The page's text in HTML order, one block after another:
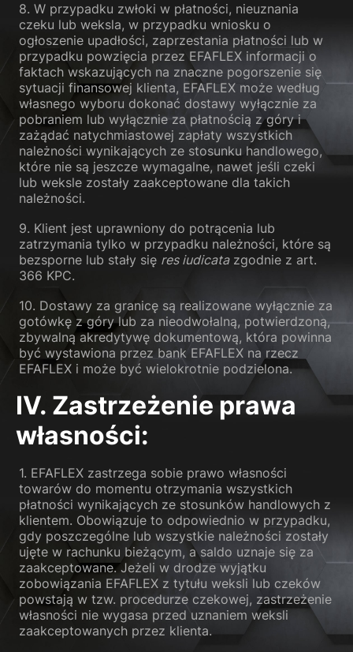
8. W przypadku zwłoki w płatności, nieuznania
czeku lub weksla, w przypadku wniosku o
ogłoszenie upadłości, zaprzestania płatności lub w
przypadku powzięcia przez EFAFLEX informacji o
faktach wskazujących na znaczne pogorszenie się
sytuacji finansowej klienta, EFAFLEX może według
własnego wyboru dokonać dostawy wyłącznie za
pobraniem lub wyłącznie za płatnością z góry i
zażądać natychmiastowej zapłaty wszystkich
należności wynikających ze stosunku handlowego,
które nie są jeszcze wymagalne, nawet jeśli czeki
lub weksle zostały zaakceptowane dla takich
należności.
9. Klient jest uprawniony do potrącenia lub
zatrzymania tylko w przypadku należności, które są
bezsporne lub stały się res iudicatazgodnie z art.
366 KPC.
10. Dostawy za granicę są realizowane wyłącznie za
gotówkę z góry lub za nieodwołalną, potwierdzoną,
zbywalną akredytywę dokumentową, która powinna
być wystawiona przez bank EFAFLEX na rzecz
EFAFLEX i może być wielokrotnie podzielona.
IV. Zastrzeżenie prawa
własności:
1. EFAFLEX zastrzega sobie prawo własności
towarów do momentu otrzymania wszystkich
płatności wynikających ze stosunków handlowych z
klientem. Obowiązuje to odpowiednio w przypadku,
gdy poszczególne lub wszystkie należności zostały
ujęte w rachunku bieżącym, a saldo uznaje się za
zaakceptowane. Jeżeli w drodze wyjątku
zobowiązania EFAFLEX z tytułu weksli lub czeków
powstają w tzw. procedurze czekowej, zastrzeżenie
własności nie wygasa przed uznaniem weksli
zaakceptowanych przez klienta.